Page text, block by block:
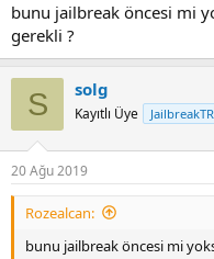
2- NonceSetter ipa
İndirmek için -->
3- Plist Editör (intenet
4- Bulunduğunuz sürüm için
İşlemler :
Cydia Impactor ile
açın. Açtığınızda üst
kadar bekleyin.
Shsh dosyanızı bir
isimli programı
bunu jailbreak öncesi mi
gerekli ?
S solg
Kayıtlı Üye JailbreakTR
20 Ağu 2019
Rozealcan:
bunu jailbreak öncesi mi